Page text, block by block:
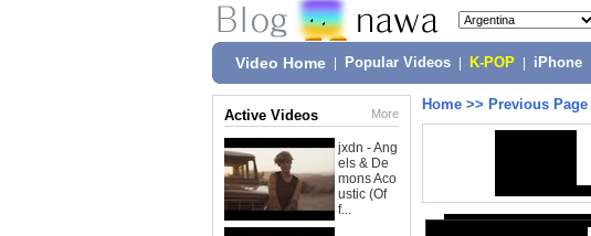
Video Home Popular Videos K-POP iPhone
Active Videos More
jxdn - Ang
els & De
mons Aco
ustic (Of
f...
Home >> Previous Page